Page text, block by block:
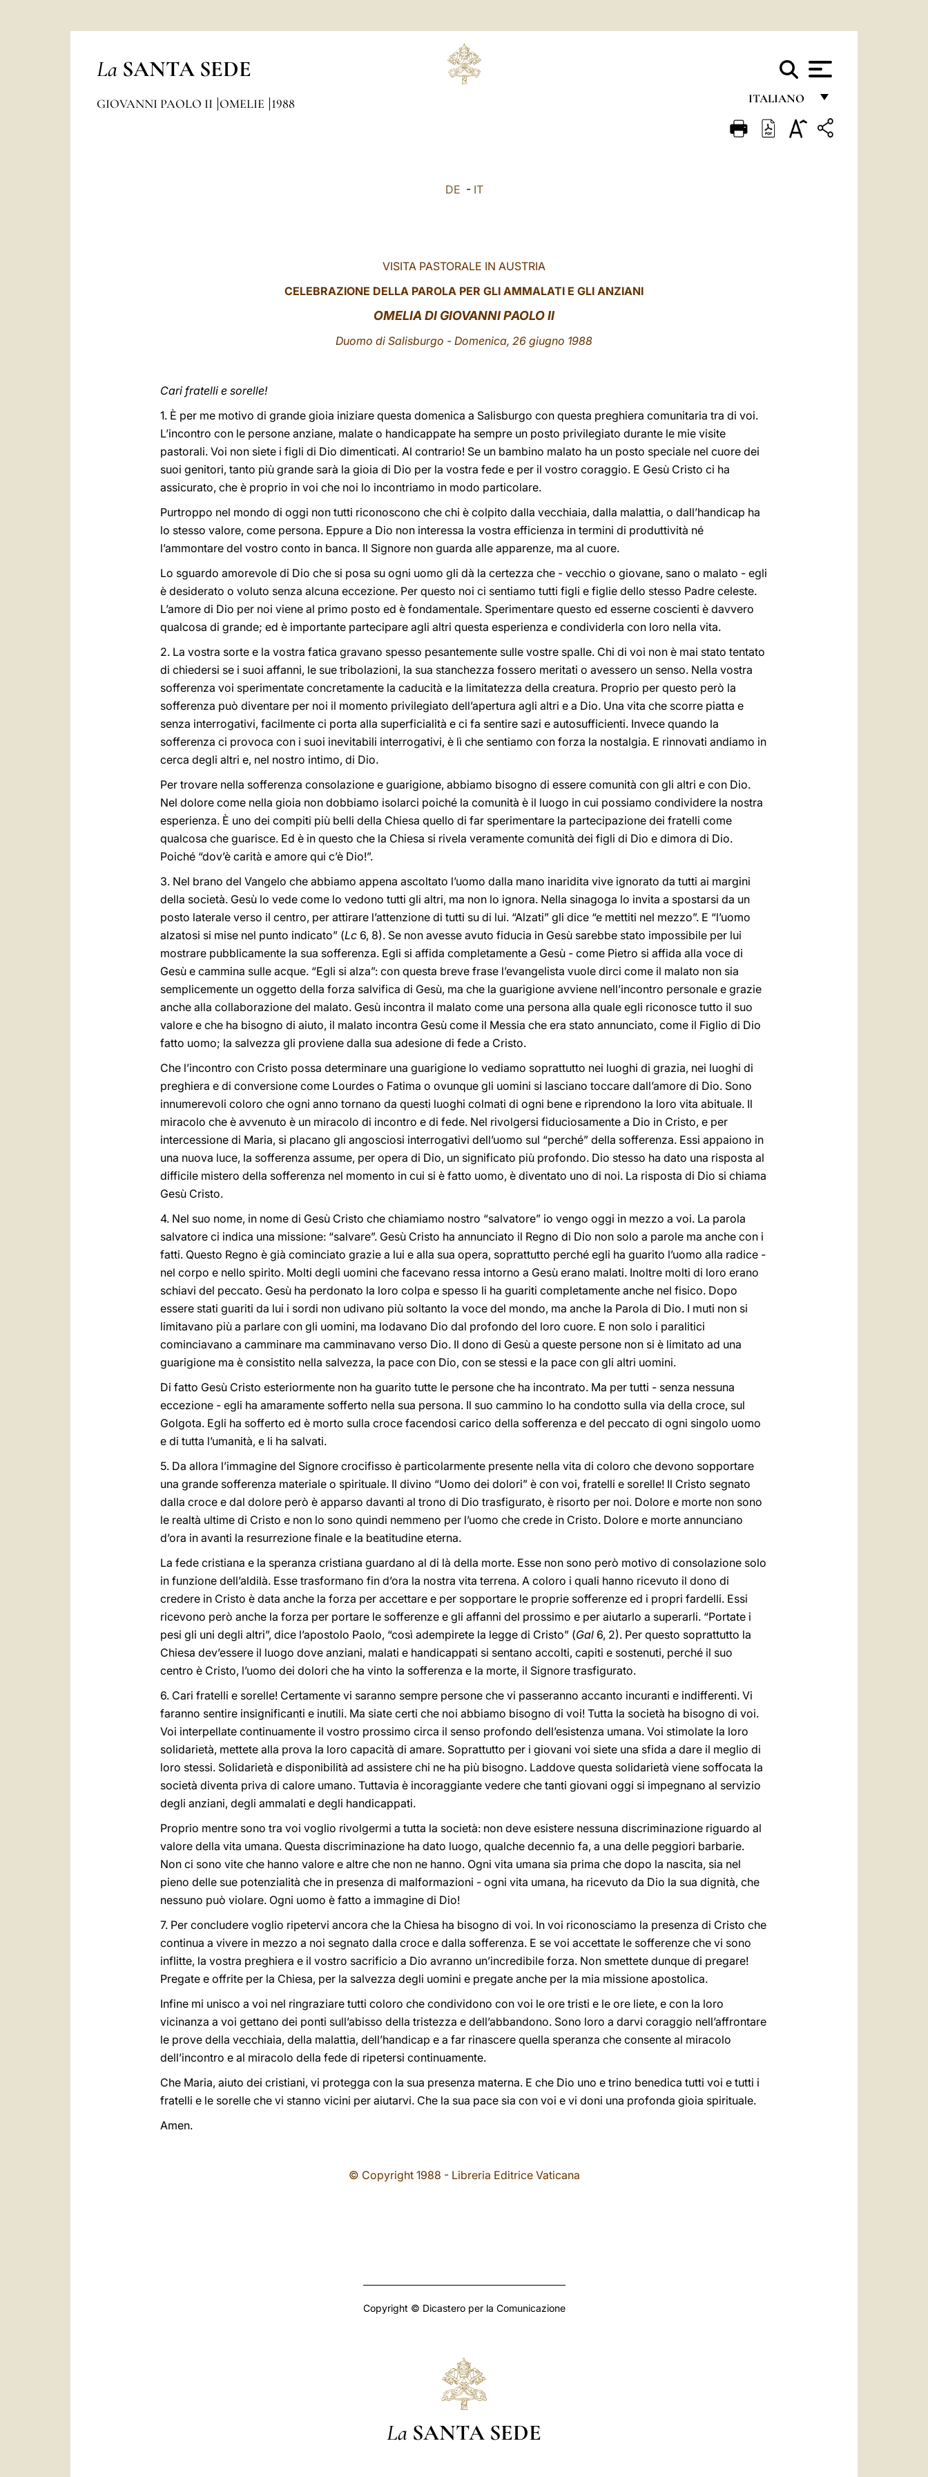
La SANTA SEDE
ITALIANO
FRANÇAIS
GIOVANNI PAOLO II OMELIE 1988
DE - IT
VISITA PASTORALE IN AUSTRIA
CELEBRAZIONE DELLA PAROLA PER GLI AMMALATI E GLI ANZIANI
OMELIA DI GIOVANNI PAOLO II
Duomo di Salisburgo - Domenica, 26 giugno 1988
Cari fratelli e sorelle!
1. È per me motivo di grande gioia iniziare questa domenica a Salisburgo con questa preghiera comunitaria tra di voi.
L’incontro con le persone anziane, malate o handicappate ha sempre un posto privilegiato durante le mie visite
pastorali. Voi non siete i figli di Dio dimenticati. Al contrario! Se un bambino malato ha un posto speciale nel cuore dei
suoi genitori, tanto più grande sarà la gioia di Dio per la vostra fede e per il vostro coraggio. E Gesù Cristo ci ha
assicurato, che è proprio in voi che noi lo incontriamo in modo particolare.
Purtroppo nel mondo di oggi non tutti riconoscono che chi è colpito dalla vecchiaia, dalla malattia, o dall’handicap ha
lo stesso valore, come persona. Eppure a Dio non interessa la vostra efficienza in termini di produttività né
l’ammontare del vostro conto in banca. Il Signore non guarda alle apparenze, ma al cuore.
Lo sguardo amorevole di Dio che si posa su ogni uomo gli dà la certezza che - vecchio o giovane, sano o malato - egli
è desiderato o voluto senza alcuna eccezione. Per questo noi ci sentiamo tutti figli e figlie dello stesso Padre celeste.
L’amore di Dio per noi viene al primo posto ed è fondamentale. Sperimentare questo ed esserne coscienti è davvero
qualcosa di grande; ed è importante partecipare agli altri questa esperienza e condividerla con loro nella vita.
2. La vostra sorte e la vostra fatica gravano spesso pesantemente sulle vostre spalle. Chi di voi non è mai stato tentato
di chiedersi se i suoi affanni, le sue tribolazioni, la sua stanchezza fossero meritati o avessero un senso. Nella vostra
sofferenza voi sperimentate concretamente la caducità e la limitatezza della creatura. Proprio per questo però la
sofferenza può diventare per noi il momento privilegiato dell’apertura agli altri e a Dio. Una vita che scorre piatta e
senza interrogativi, facilmente ci porta alla superficialità e ci fa sentire sazi e autosufficienti. Invece quando la
sofferenza ci provoca con i suoi inevitabili interrogativi, è lì che sentiamo con forza la nostalgia. E rinnovati andiamo in
cerca degli altri e, nel nostro intimo, di Dio.
Per trovare nella sofferenza consolazione e guarigione, abbiamo bisogno di essere comunità con gli altri e con Dio.
Nel dolore come nella gioia non dobbiamo isolarci poiché la comunità è il luogo in cui possiamo condividere la nostra
esperienza. È uno dei compiti più belli della Chiesa quello di far sperimentare la partecipazione dei fratelli come
qualcosa che guarisce. Ed è in questo che la Chiesa si rivela veramente comunità dei figli di Dio e dimora di Dio.
Poiché “dov’è carità e amore qui c’è Dio!”.
3. Nel brano del Vangelo che abbiamo appena ascoltato l’uomo dalla mano inaridita vive ignorato da tutti ai margini
della società. Gesù lo vede come lo vedono tutti gli altri, ma non lo ignora. Nella sinagoga lo invita a spostarsi da un
posto laterale verso il centro, per attirare l’attenzione di tutti su di lui. “Alzati” gli dice “e mettiti nel mezzo”. E “l’uomo
alzatosi si mise nel punto indicato” (Lc 6, 8). Se non avesse avuto fiducia in Gesù sarebbe stato impossibile per lui
mostrare pubblicamente la sua sofferenza. Egli si affida completamente a Gesù - come Pietro si affida alla voce di
Gesù e cammina sulle acque. “Egli si alza”: con questa breve frase l’evangelista vuole dirci come il malato non sia
semplicemente un oggetto della forza salvifica di Gesù, ma che la guarigione avviene nell’incontro personale e grazie
anche alla collaborazione del malato. Gesù incontra il malato come una persona alla quale egli riconosce tutto il suo
valore e che ha bisogno di aiuto, il malato incontra Gesù come il Messia che era stato annunciato, come il Figlio di Dio
fatto uomo; la salvezza gli proviene dalla sua adesione di fede a Cristo.
Che l’incontro con Cristo possa determinare una guarigione lo vediamo soprattutto nei luoghi di grazia, nei luoghi di
preghiera e di conversione come Lourdes o Fatima o ovunque gli uomini si lasciano toccare dall’amore di Dio. Sono
innumerevoli coloro che ogni anno tornano da questi luoghi colmati di ogni bene e riprendono la loro vita abituale. Il
miracolo che è avvenuto è un miracolo di incontro e di fede. Nel rivolgersi fiduciosamente a Dio in Cristo, e per
intercessione di Maria, si placano gli angosciosi interrogativi dell’uomo sul “perché” della sofferenza. Essi appaiono in
una nuova luce, la sofferenza assume, per opera di Dio, un significato più profondo. Dio stesso ha dato una risposta al
difficile mistero della sofferenza nel momento in cui si è fatto uomo, è diventato uno di noi. La risposta di Dio si chiama
Gesù Cristo.
4. Nel suo nome, in nome di Gesù Cristo che chiamiamo nostro “salvatore” io vengo oggi in mezzo a voi. La parola
salvatore ci indica una missione: “salvare”. Gesù Cristo ha annunciato il Regno di Dio non solo a parole ma anche con i
fatti. Questo Regno è già cominciato grazie a lui e alla sua opera, soprattutto perché egli ha guarito l’uomo alla radice -
nel corpo e nello spirito. Molti degli uomini che facevano ressa intorno a Gesù erano malati. Inoltre molti di loro erano
schiavi del peccato. Gesù ha perdonato la loro colpa e spesso li ha guariti completamente anche nel fisico. Dopo
essere stati guariti da lui i sordi non udivano più soltanto la voce del mondo, ma anche la Parola di Dio. I muti non si
limitavano più a parlare con gli uomini, ma lodavano Dio dal profondo del loro cuore. E non solo i paralitici
cominciavano a camminare ma camminavano verso Dio. Il dono di Gesù a queste persone non si è limitato ad una
guarigione ma è consistito nella salvezza, la pace con Dio, con se stessi e la pace con gli altri uomini.
Di fatto Gesù Cristo esteriormente non ha guarito tutte le persone che ha incontrato. Ma per tutti - senza nessuna
eccezione - egli ha amaramente sofferto nella sua persona. Il suo cammino lo ha condotto sulla via della croce, sul
Golgota. Egli ha sofferto ed è morto sulla croce facendosi carico della sofferenza e del peccato di ogni singolo uomo
e di tutta l’umanità, e li ha salvati.
5. Da allora l’immagine del Signore crocifisso è particolarmente presente nella vita di coloro che devono sopportare
una grande sofferenza materiale o spirituale. Il divino “Uomo dei dolori” è con voi, fratelli e sorelle! Il Cristo segnato
dalla croce e dal dolore però è apparso davanti al trono di Dio trasfigurato, è risorto per noi. Dolore e morte non sono
le realtà ultime di Cristo e non lo sono quindi nemmeno per l’uomo che crede in Cristo. Dolore e morte annunciano
d’ora in avanti la resurrezione finale e la beatitudine eterna.
La fede cristiana e la speranza cristiana guardano al di là della morte. Esse non sono però motivo di consolazione solo
in funzione dell’aldilà. Esse trasformano fin d’ora la nostra vita terrena. A coloro i quali hanno ricevuto il dono di
credere in Cristo è data anche la forza per accettare e per sopportare le proprie sofferenze ed i propri fardelli. Essi
ricevono però anche la forza per portare le sofferenze e gli affanni del prossimo e per aiutarlo a superarli. “Portate i
pesi gli uni degli altri”, dice l’apostolo Paolo, “così adempirete la legge di Cristo” (Gal 6, 2). Per questo soprattutto la
Chiesa dev’essere il luogo dove anziani, malati e handicappati si sentano accolti, capiti e sostenuti, perché il suo
centro è Cristo, l’uomo dei dolori che ha vinto la sofferenza e la morte, il Signore trasfigurato.
6. Cari fratelli e sorelle! Certamente vi saranno sempre persone che vi passeranno accanto incuranti e indifferenti. Vi
faranno sentire insignificanti e inutili. Ma siate certi che noi abbiamo bisogno di voi! Tutta la società ha bisogno di voi.
Voi interpellate continuamente il vostro prossimo circa il senso profondo dell’esistenza umana. Voi stimolate la loro
solidarietà, mettete alla prova la loro capacità di amare. Soprattutto per i giovani voi siete una sfida a dare il meglio di
loro stessi. Solidarietà e disponibilità ad assistere chi ne ha più bisogno. Laddove questa solidarietà viene soffocata la
società diventa priva di calore umano. Tuttavia è incoraggiante vedere che tanti giovani oggi si impegnano al servizio
degli anziani, degli ammalati e degli handicappati.
Proprio mentre sono tra voi voglio rivolgermi a tutta la società: non deve esistere nessuna discriminazione riguardo al
valore della vita umana. Questa discriminazione ha dato luogo, qualche decennio fa, a una delle peggiori barbarie.
Non ci sono vite che hanno valore e altre che non ne hanno. Ogni vita umana sia prima che dopo la nascita, sia nel
pieno delle sue potenzialità che in presenza di malformazioni - ogni vita umana, ha ricevuto da Dio la sua dignità, che
nessuno può violare. Ogni uomo è fatto a immagine di Dio!
7. Per concludere voglio ripetervi ancora che la Chiesa ha bisogno di voi. In voi riconosciamo la presenza di Cristo che
continua a vivere in mezzo a noi segnato dalla croce e dalla sofferenza. E se voi accettate le sofferenze che vi sono
inflitte, la vostra preghiera e il vostro sacrificio a Dio avranno un’incredibile forza. Non smettete dunque di pregare!
Pregate e offrite per la Chiesa, per la salvezza degli uomini e pregate anche per la mia missione apostolica.
Infine mi unisco a voi nel ringraziare tutti coloro che condividono con voi le ore tristi e le ore liete, e con la loro
vicinanza a voi gettano dei ponti sull’abisso della tristezza e dell’abbandono. Sono loro a darvi coraggio nell’affrontare
le prove della vecchiaia, della malattia, dell’handicap e a far rinascere quella speranza che consente al miracolo
dell’incontro e al miracolo della fede di ripetersi continuamente.
Che Maria, aiuto dei cristiani, vi protegga con la sua presenza materna. E che Dio uno e trino benedica tutti voi e tutti i
fratelli e le sorelle che vi stanno vicini per aiutarvi. Che la sua pace sia con voi e vi doni una profonda gioia spirituale.
Amen.
© Copyright 1988 - Libreria Editrice Vaticana
Copyright © Dicastero per la Comunicazione
La SANTA SEDE